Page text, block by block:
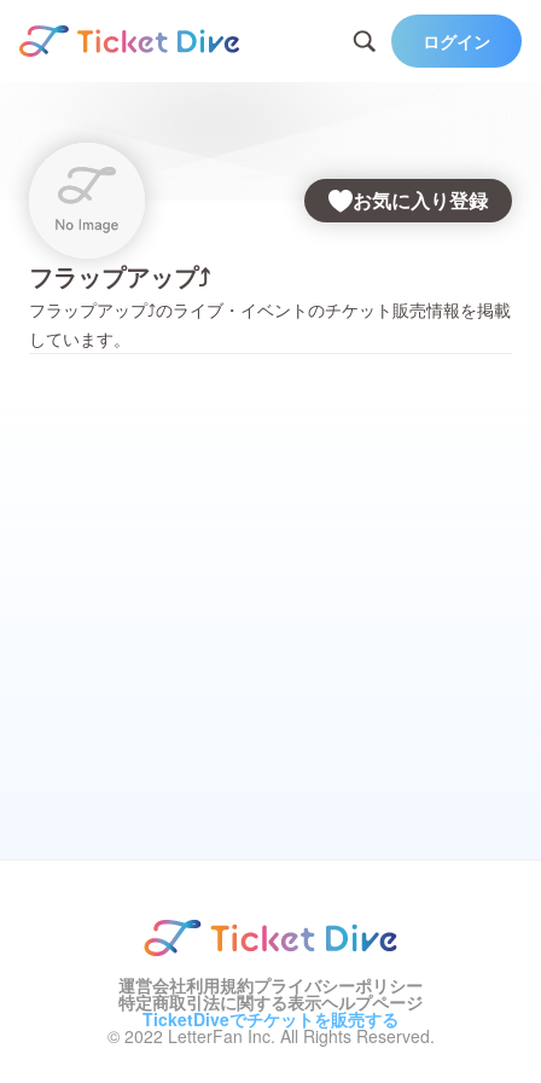
ログイン
お気に入り登録
フラップアップ⤴︎
フラップアップ⤴︎のライブ・イベントのチケット販売情報を掲載
しています。
運営会社利用規約プライバシーポリシー
特定商取引法に関する表示ヘルプページ
TicketDiveでチケットを販売する
© 2022 LetterFan Inc. All Rights Reserved.